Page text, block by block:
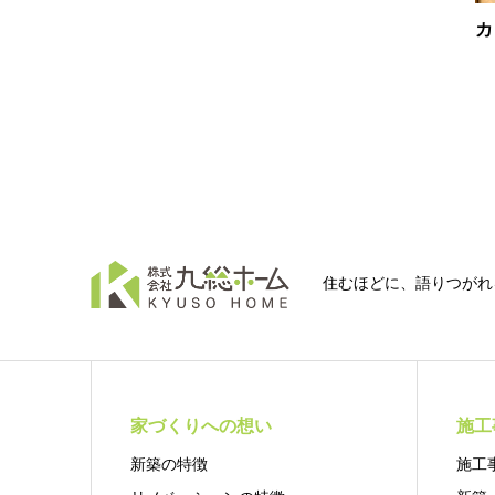
住むほどに、語りつが
家づくりへの想い
新築の特徴
施
施工